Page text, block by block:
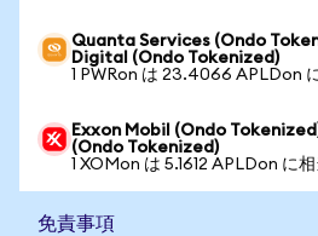
Quanta Services (Ondo
Digital (Ondo Tokenized)
1 PWRon は 23.4066 APLDon
Exxon Mobil (Ondo
(Ondo Tokenized)
1 XOMon は 5.1612 APLDon に相
免責事項